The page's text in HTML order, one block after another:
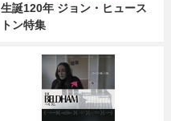
生誕120年 ジョン・ヒュース
トン特集